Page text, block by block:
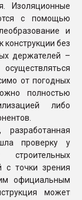
Изоляционные
с помощью
и
конструкции без
держателей –
от погодных
полностью
либо
проверку у
строительных
с точки зрения
официальным
может